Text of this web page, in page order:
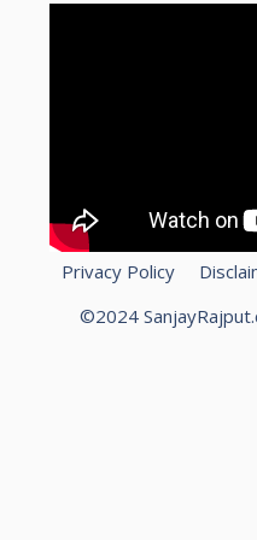
Privacy Policy
©2024